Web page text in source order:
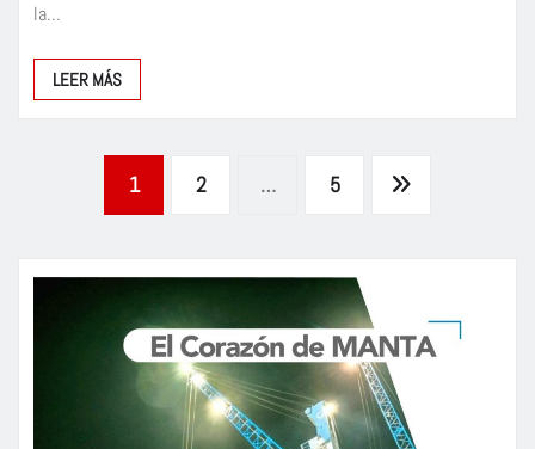
la…
LEER MÁS
Paginación
de
entradas
1 2 … 5